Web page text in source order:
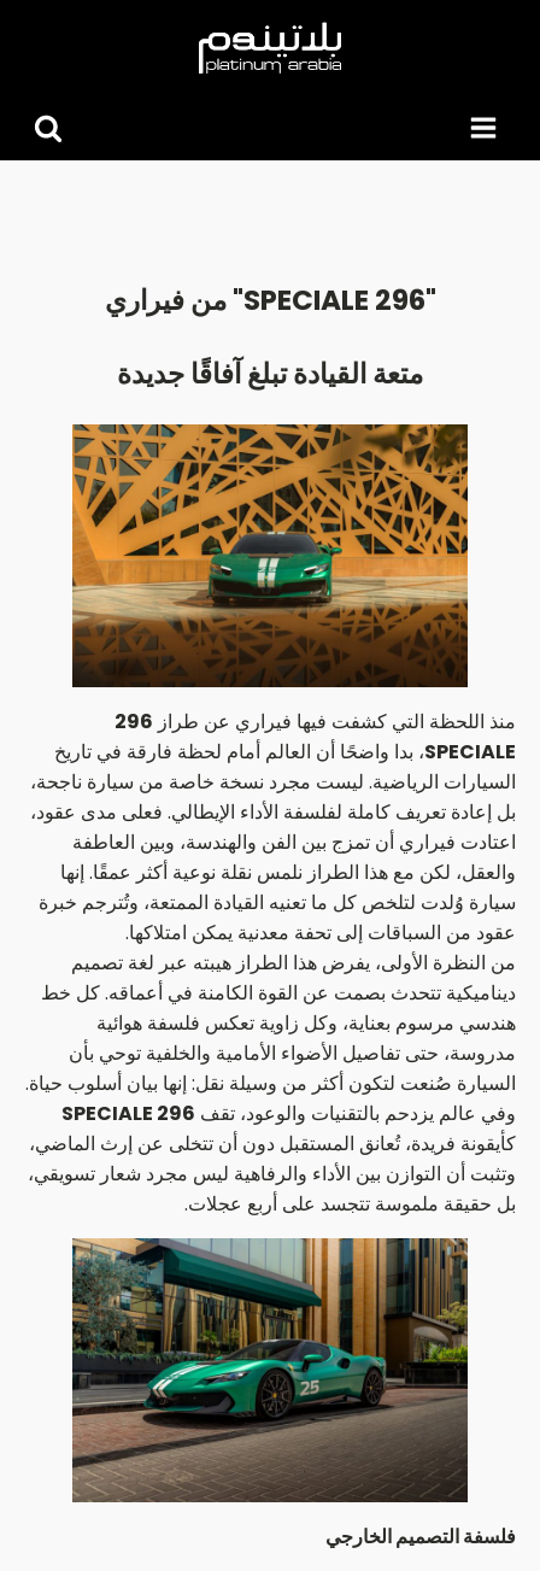
البحث
"
296 SPECIALE
"من فيراري
متعة القيادة تبلغ آفاقًا جديدة
منذ اللحظة التي كشفت فيها فيراري عن طراز 296
SPECIALE، بدا واضحًا أن العالم أمام لحظة فارقة في تاريخ
السيارات الرياضية. ليست مجرد نسخة خاصة من سيارة ناجحة،
بل إعادة تعريف كاملة لفلسفة الأداء الإيطالي. فعلى مدى عقود،
اعتادت فيراري أن تمزج بين الفن والهندسة، وبين العاطفة
والعقل، لكن مع هذا الطراز نلمس نقلة نوعية أكثر عمقًا. إنها
سيارة وُلدت لتلخص كل ما تعنيه القيادة الممتعة، وتُترجم خبرة
عقود من السباقات إلى تحفة معدنية يمكن امتلاكها.
من النظرة الأولى، يفرض هذا الطراز هيبته عبر لغة تصميم
ديناميكية تتحدث بصمت عن القوة الكامنة في أعماقه. كل خط
هندسي مرسوم بعناية، وكل زاوية تعكس فلسفة هوائية
مدروسة، حتى تفاصيل الأضواء الأمامية والخلفية توحي بأن
السيارة صُنعت لتكون أكثر من وسيلة نقل: إنها بيان أسلوب حياة.
وفي عالم يزدحم بالتقنيات والوعود، تقف 296 SPECIALE
كأيقونة فريدة، تُعانق المستقبل دون أن تتخلى عن إرث الماضي،
وتثبت أن التوازن بين الأداء والرفاهية ليس مجرد شعار تسويقي،
بل حقيقة ملموسة تتجسد على أربع عجلات.
فلسفة التصميم الخارجي